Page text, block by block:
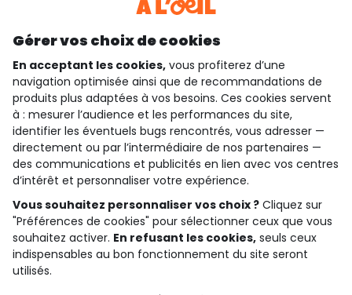
Découvrir notre application
qui sommes-nous ?
besoin d'aide ?
le club fidélité
notre catalogue
Conditions générales de ventes et d'utilisation
Politique de confidentialité
Gérer vos choix de cookies
En acceptant les cookies, vous profiterez d’une
navigation optimisée ainsi que de recommandations de
produits plus adaptées à vos besoins. Ces cookies servent
à : mesurer l’audience et les performances du site,
identifier les éventuels bugs rencontrés, vous adresser —
directement ou par l’intermédiaire de nos partenaires —
des communications et publicités en lien avec vos centres
d’intérêt et personnaliser votre expérience.
Vous souhaitez personnaliser vos choix ? Cliquez sur
"Préférences de cookies" pour sélectionner ceux que vous
souhaitez activer. En refusant les cookies, seuls ceux
indispensables au bon fonctionnement du site seront
utilisés.